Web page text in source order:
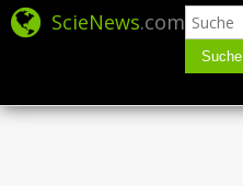
ScieNews.com
Suche